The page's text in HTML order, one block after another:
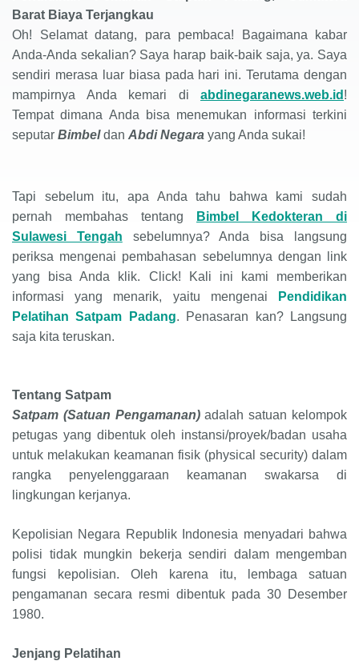
Barat Biaya Terjangkau
Oh! Selamat datang, para pembaca! Bagaimana kabar
Anda-Anda sekalian? Saya harap baik-baik saja, ya. Saya
sendiri merasa luar biasa pada hari ini. Terutama dengan
mampirnya Anda kemari di abdinegaranews.web.id !
Tempat dimana Anda bisa menemukan informasi terkini
seputar Bimbeldan Abdi Negara yang Anda sukai!
Tapi sebelum itu, apa Anda tahu bahwa kami sudah
pernah membahas tentang
Bimbel Kedokteran di
Sulawesi Tengah
sebelumnya? Anda bisa langsung
periksa mengenai pembahasan sebelumnya dengan link
yang bisa Anda klik. Click! Kali ini kami memberikan
informasi yang menarik, yaitu mengenai
Pendidikan
Pelatihan Satpam
Padang. Penasaran kan? Langsung
saja kita teruskan.
Tentang Satpam
Satpam (Satuan Pengamanan)adalah satuan kelompok
petugas yang dibentuk oleh instansi/proyek/badan usaha
untuk melakukan keamanan fisik (physical security) dalam
rangka penyelenggaraan keamanan swakarsa di
lingkungan kerjanya.
Kepolisian Negara Republik Indonesia menyadari bahwa
polisi tidak mungkin bekerja sendiri dalam mengemban
fungsi kepolisian. Oleh karena itu, lembaga satuan
pengamanan secara resmi dibentuk pada 30 Desember
1980.
Jenjang Pelatihan